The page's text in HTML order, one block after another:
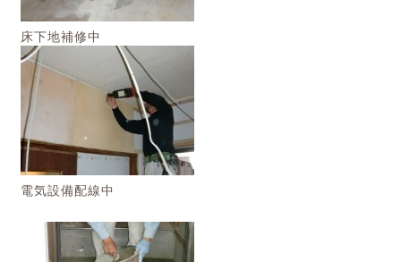
床下地補修中
電気設備配線中